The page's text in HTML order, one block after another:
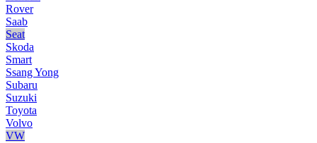
Rover
Saab
Seat
Skoda
Smart
Ssang Yong
Subaru
Suzuki
Toyota
Volvo
VW